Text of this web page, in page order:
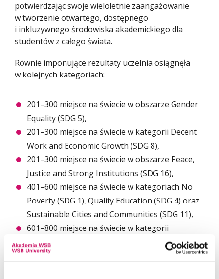
potwierdzając swoje wieloletnie zaangażowanie
w tworzenie otwartego, dostępnego
i inkluzywnego środowiska akademickiego dla
studentów z całego świata.
Równie imponujące rezultaty uczelnia osiągnęła
w kolejnych kategoriach:
201–300 miejsce na świecie w obszarze Gender
Equality (SDG 5),
201–300 miejsce na świecie w kategorii Decent
Work and Economic Growth (SDG 8),
201–300 miejsce na świecie w obszarze Peace,
Justice and Strong Institutions (SDG 16),
401–600 miejsce na świecie w kategoriach No
Poverty (SDG 1), Quality Education (SDG 4) oraz
Sustainable Cities and Communities (SDG 11),
601–800 miejsce na świecie w kategorii
Partnerships for the Goals (SDG 17).